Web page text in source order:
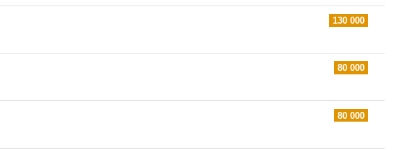
130 000
80 000
80 000